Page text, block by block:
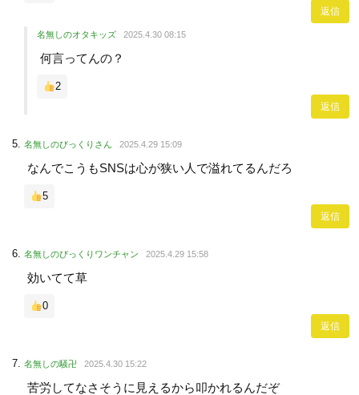
返信
名無しのオタキッズ 2025.4.30 08:15
何言ってんの？
2
返信
名無しのびっくりさん 2025.4.29 15:09
なんでこうもSNSは心が狭い人で溢れてるんだろ
5
返信
名無しのびっくりワンチャン 2025.4.29 15:58
効いてて草
0
返信
名無しの騒卍 2025.4.30 15:22
苦労してなさそうに見えるから叩かれるんだぞ